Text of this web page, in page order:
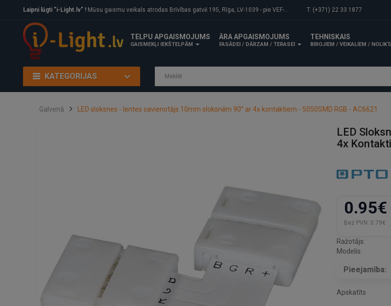
Laipni lūgti "i-Light.lv" ! Mūsu gaismu veikals atrodas Brīvības gatvē 195, Rīga, LV-1039 - pie VEF-Gaisa tilta. T. (+371) 22 33 1877
TELPU APGAISMOJUMS
GAISMEKĻI IEKŠTELPĀM
ĀRA APGAISMOJUMS
FASĀDEI / DĀRZAM / TERASEI
TEHNISKAIS
BIROJIEM / VEIKALIEM /
KATEGORIJAS
Galvenā LED sloksnes - lentes savienotājs 10mm sloksnēm 90° ar 4x kontaktiem - 5050SMD RGB - AC6621
LED
4x
0.95€
Bez PVN: 0.79€
Ražotājs:
Modelis:
Pieejamība:
Apskatīts